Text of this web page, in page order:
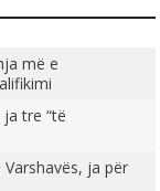
më e
tre “të
ja për